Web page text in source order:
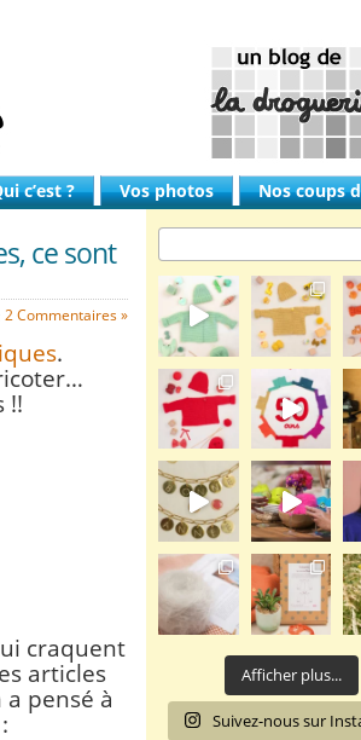
c’est ? Vos photos Nos coups
ce sont
2 Commentaires »
.
!!
craquent
articles
a pensé à
Afficher plus...
Suivez-nous sur